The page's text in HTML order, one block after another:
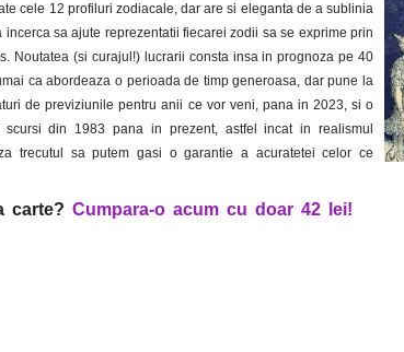
cele 12 profiluri zodiacale, dar are si eleganta de a sublinia
incerca sa ajute reprezentatii fiecarei zodii sa se exprime prin
Noutatea (si curajul!) lucrarii consta insa in prognoza pe 40
ca abordeaza o perioada de timp generoasa, dar pune la
de previziunile pentru anii ce vor veni, pana in 2023, si o
scursi din 1983 pana in prezent, astfel incat in realismul
trecutul sa putem gasi o garantie a acuratetei celor ce
carte? Cumpara-o acum cu doar 42 lei!